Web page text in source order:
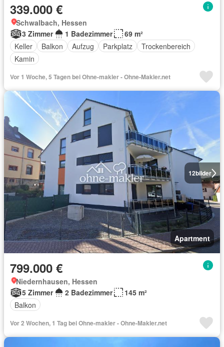
339.000 €
Schwalbach, Hessen
3 Zimmer
1 Badezimmer
69 m²
Keller
Balkon Aufzug Parkplatz
Trockenbereich
Kamin
Vor 1 Woche, 5 Tagen bei Ohne-makler - Ohne-Makler.net
12bilder
Apartment
799.000 €
Niedernhausen, Hessen
5 Zimmer
2 Badezimmer
145 m²
Balkon
Vor 2 Wochen, 1 Tag bei Ohne-makler - Ohne-Makler.net